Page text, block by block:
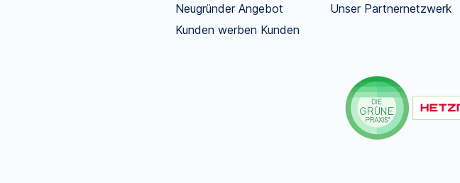
Neugründer Angebot
Kunden werben Kunden
Unser Partnernetzwerk